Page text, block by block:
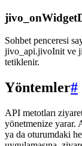
Sohbet penceresi
jivo_api.jivoInit ve
tetiklenir.
Yöntemler#
API metotları
yönetmenize yarar.
ya da oturumdaki